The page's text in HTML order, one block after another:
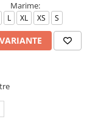
Marime:
L XL XS S